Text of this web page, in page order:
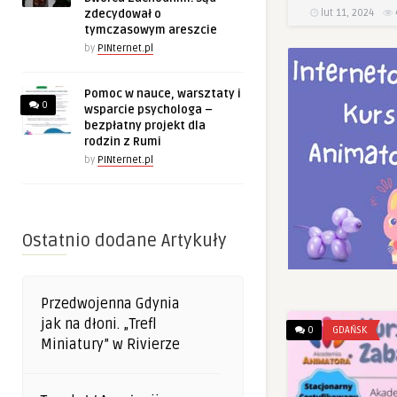
zdecydował o
tymczasowym areszcie
by PINternet.pl
0
Pomoc w nauce, warsztaty i
wsparcie psychologa –
bezpłatny projekt dla
rodzin z Rumi
by PINternet.pl
Ostatnio dodane Artykuły
Przedwojenna Gdynia
jak na dłoni. „Trefl
Miniatury” w Rivierze
lut 11, 2024
0 GDAŃSK